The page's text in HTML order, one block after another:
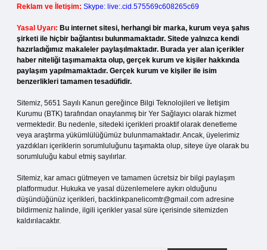
Reklam ve İletişim: Skype: live:.cid.575569c608265c69
Yasal Uyarı: Bu internet sitesi, herhangi bir marka, kurum veya şahıs
şirketi ile hiçbir bağlantısı bulunmamaktadır. Sitede yalnızca kendi
hazırladığımız makaleler paylaşılmaktadır. Burada yer alan içerikler
haber niteliği taşımamakta olup, gerçek kurum ve kişiler hakkında
paylaşım yapılmamaktadır. Gerçek kurum ve kişiler ile isim
benzerlikleri tamamen tesadüfidir.
Sitemiz, 5651 Sayılı Kanun gereğince Bilgi Teknolojileri ve İletişim
Kurumu (BTK) tarafından onaylanmış bir Yer Sağlayıcı olarak hizmet
vermektedir. Bu nedenle, sitedeki içerikleri proaktif olarak denetleme
veya araştırma yükümlülüğümüz bulunmamaktadır. Ancak, üyelerimiz
yazdıkları içeriklerin sorumluluğunu taşımakta olup, siteye üye olarak bu
sorumluluğu kabul etmiş sayılırlar.
Sitemiz, kar amacı gütmeyen ve tamamen ücretsiz bir bilgi paylaşım
platformudur. Hukuka ve yasal düzenlemelere aykırı olduğunu
düşündüğünüz içerikleri, backlinkpanelicomtr@gmail.com adresine
bildirmeniz halinde, ilgili içerikler yasal süre içerisinde sitemizden
kaldırılacaktır.